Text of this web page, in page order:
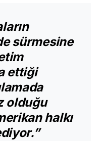
sürmesine
ettiği
olduğu
halkı